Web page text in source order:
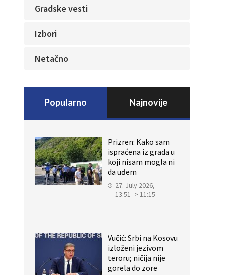
Gradske vesti
Izbori
Netačno
Popularno Najnovije
Prizren: Kako sam
ispraćena iz grada u
koji nisam mogla ni
da uđem
27. July 2026,
13:51 -> 11:15
Vučić: Srbi na Kosovu
izloženi jezivom
teroru; ničija nije
gorela do zore